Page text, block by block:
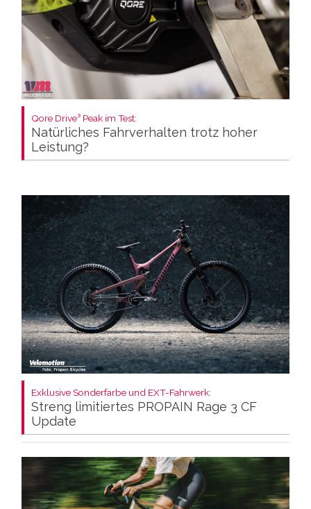
Qore Drive³ Peak im Test:
Natürliches Fahrverhalten trotz hoher
Leistung?
Exklusive Sonderfarbe und EXT-Fahrwerk:
Streng limitiertes PROPAIN Rage 3 CF
Update